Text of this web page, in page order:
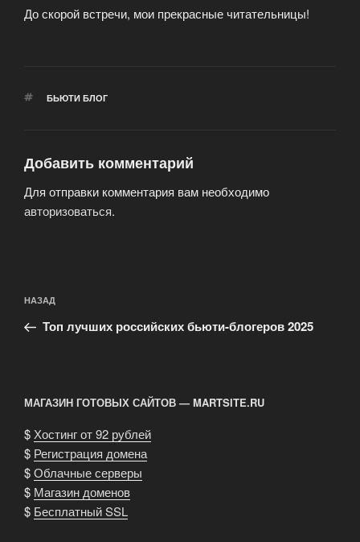
До скорой встречи, мои прекрасные читательницы!
МЕТКИ
БЬЮТИ БЛОГ
Добавить комментарий
Для отправки комментария вам необходимо
авторизоваться.
по
записям
Предыдущая
запись:
НАЗАД
Топ лучших российских бьюти-блогеров 2025
МАГАЗИН ГОТОВЫХ САЙТОВ — MARTSITE.RU
$ Хостинг от 92 рублей
$ Регистрация домена
$Облачные серверы
$ Магазин доменов
$ Бесплатный SSL